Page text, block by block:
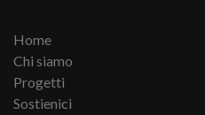
Home
Chi siamo
Progetti
Sostienici